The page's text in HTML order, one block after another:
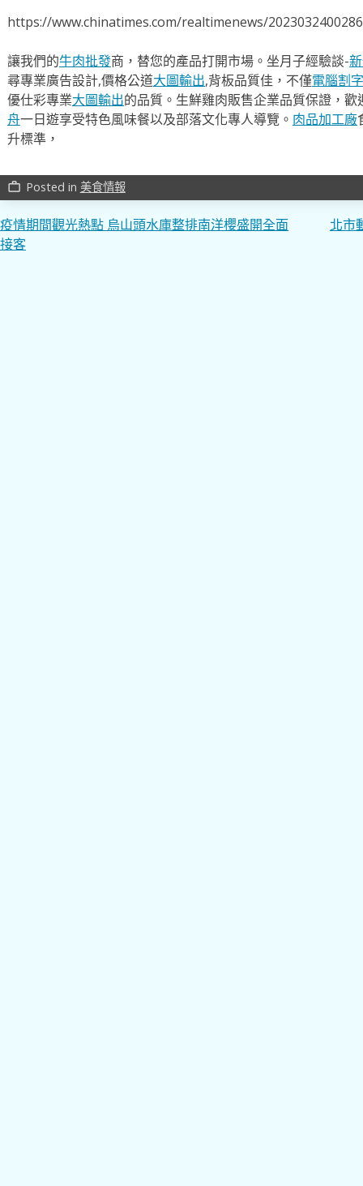
https://www.chinatimes.com/realtimenews/
讓我們的牛肉批發商，替您的產品打開市場。坐月子經驗談-
尋專業廣告設計,價格公道大圖輸出,背板品質佳，不僅電腦割字
優仕彩專業大圖輸出的品質。生鮮雞肉販售企業品質保證，歡
舟一日遊享受特色風味餐以及部落文化專人導覽。 肉品加工廠
升標準，
work_outline Posted in 美食情報
文
章
疫情期間觀光熱點 烏山頭水庫整排南洋櫻盛開全面
接客
北市